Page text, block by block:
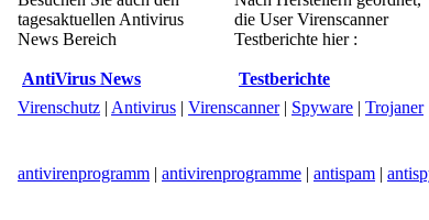
tagesaktuellen Antivirus
News Bereich
AntiVirus News
die User Virenscanner
Testberichte hier :
Testberichte
Virenschutz | Antivirus | Virenscanner| Spyware | Trojaner
antivirenprogramm | antivirenprogramme | antispam |